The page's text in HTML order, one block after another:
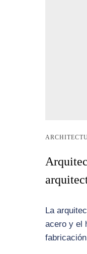
La
acero y el